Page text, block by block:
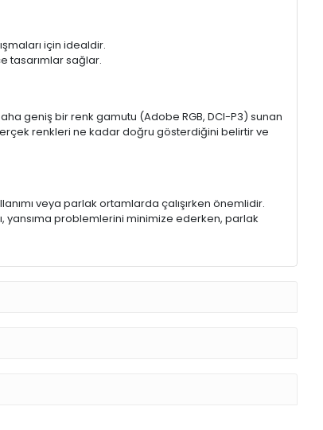
için idealdir.
tasarımlar sağlar.
geniş bir renk gamutu (Adobe RGB, DCI-P3) sunan
renkleri ne kadar doğru gösterdiğini belirtir ve
veya parlak ortamlarda çalışırken önemlidir.
yansıma problemlerini minimize ederken, parlak